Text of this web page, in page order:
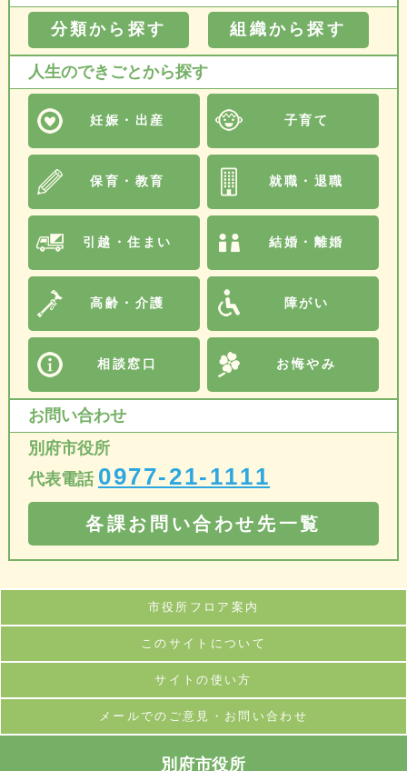
分類から探す 組織から探す
人生のできごとから探す
妊娠・出産 子育て
保育・教育 就職・退職
引越・住まい 結婚・離婚
高齢・介護 障がい
相談窓口 お悔やみ
お問い合わせ
別府市役所
代表電話 0977-21-1111
各課お問い合わせ先一覧
市役所フロア案内
このサイトについて
サイトの使い方
メールでのご意見・お問い合わせ
別府市役所